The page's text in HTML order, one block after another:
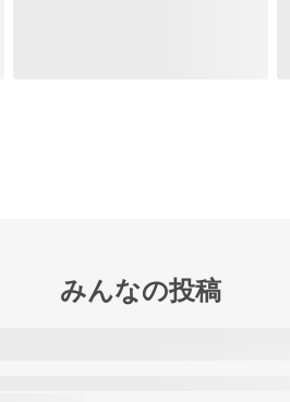
みんなの投稿